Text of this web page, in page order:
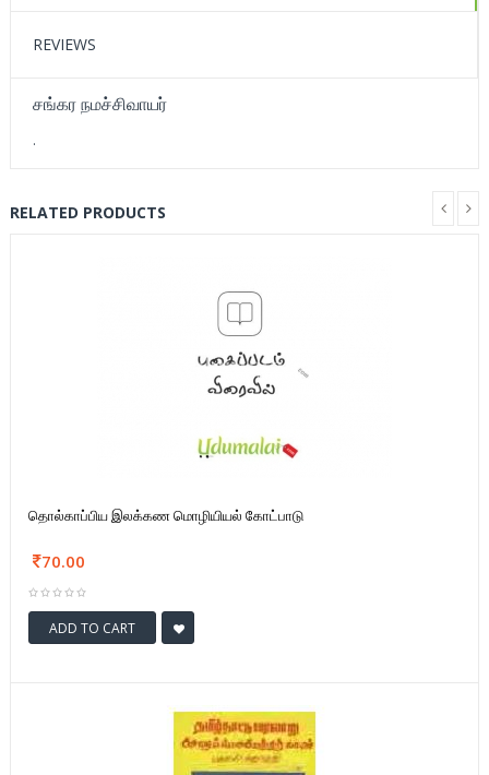
REVIEWS
சங்கர நமச்சிவாயர்
.
RELATED PRODUCTS
தொல்காப்பிய இலக்கண மொழியியல் கோட்பாடு
70.00
ADD TO CART